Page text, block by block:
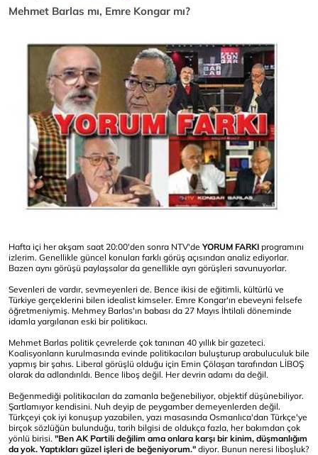
Mehmet Barlas mı, Emre Kongar mı?
Hafta içi her akşam saat 20:00'den sonra NTV'de YORUM FARKI programını
izlerim. Genellikle güncel konuları farklı görüş açısından analiz ediyorlar.
Bazen aynı görüşü paylaşsalar da genellikle ayrı görüşleri savunuyorlar.
Sevenleri de vardır, sevmeyenleri de. Bence ikisi de eğitimli, kültürlü ve
Türkiye gerçeklerini bilen idealist kimseler. Emre Kongar'ın ebeveyni felsefe
öğretmeniymiş. Mehmey Barlas'ın babası da 27 Mayıs İhtilali döneminde
idamla yargılanan eski bir politikacı.
Mehmet Barlas politik çevrelerde çok tanınan 40 yıllık bir gazeteci.
Koalisyonların kurulmasında evinde politikacıları buluşturup arabuluculuk bile
yapmış bir şahıs. Liberal görüşlü olduğu için Emin Çölaşan tarafından LİBOŞ
olarak da adlandırıldı. Bence liboş değil. Her devrin adamı da değil.
Beğenmediği politikacıları da zamanla beğenebiliyor, objektif düşünebiliyor.
Şartlamıyor kendisini. Nuh deyip de peygamber demeyenlerden değil.
Türkçeyi çok iyi konuşup yazabilen, yazı masasında Osmanlıca'dan Türkçe'ye
birçok sözlüğün bulunduğu, tarih bilgisi de oldukça fazla, her bakımdan çok
yönlü birisi. "Ben AK Partili değilim ama onlara karşı bir kinim, düşmanlığım
da yok. Yaptıkları güzel işleri de beğeniyorum." diyor. Bunun neresi liboşluk?